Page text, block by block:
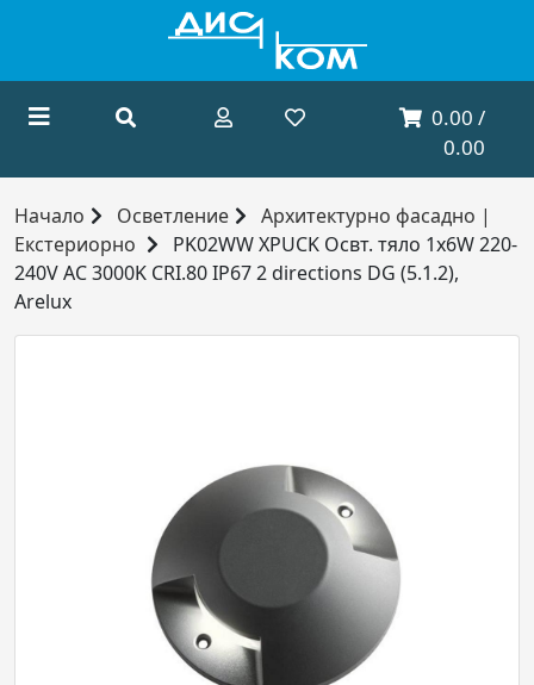
0.00 /
0.00
Начало Осветление
Архитектурно фасадно |
Екстериорно
PK02WW XPUCK Освт. тяло 1x6W 220-
240V AC 3000K CRI.80 IP67 2 directions DG (5.1.2),
Arelux